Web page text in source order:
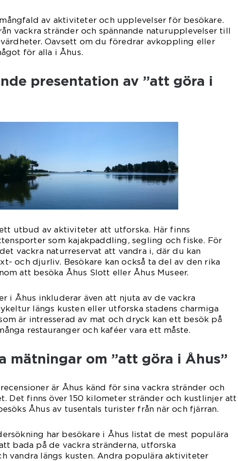
av aktiviteter och upplevelser för besökare.
vackra stränder och spännande naturupplevelser till
Oavsett om du föredrar avkoppling eller
för alla i Åhus.
presentation av ”att göra i
utbud av aktiviteter att utforska. Här finns
som kajakpaddling, segling och fiske. För
vackra naturreservat att vandra i, där du kan
och djurliv. Besökare kan också ta del av den rika
att besöka Åhus Slott eller Åhus Museer.
i Åhus inkluderar även att njuta av de vackra
längs kusten eller utforska stadens charmiga
är intresserad av mat och dryck kan ett besök på
restauranger och kaféer vara ett måste.
mätningar om ”att göra i Åhus”
är Åhus känd för sina vackra stränder och
Det finns över 150 kilometer stränder och kustlinjer att
Åhus av tusentals turister från när och fjärran.
har besökare i Åhus listat de mest populära
bada på de vackra stränderna, utforska
vandra längs kusten. Andra populära aktiviteter